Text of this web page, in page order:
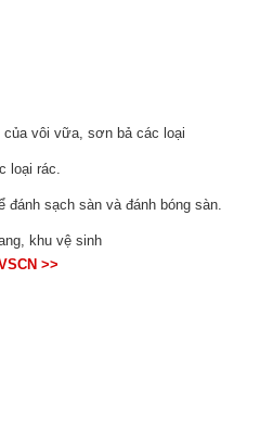
của vôi vữa, sơn bả các loại
loại rác.
đánh sạch sàn và đánh bóng sàn.
khu vệ sinh
>>